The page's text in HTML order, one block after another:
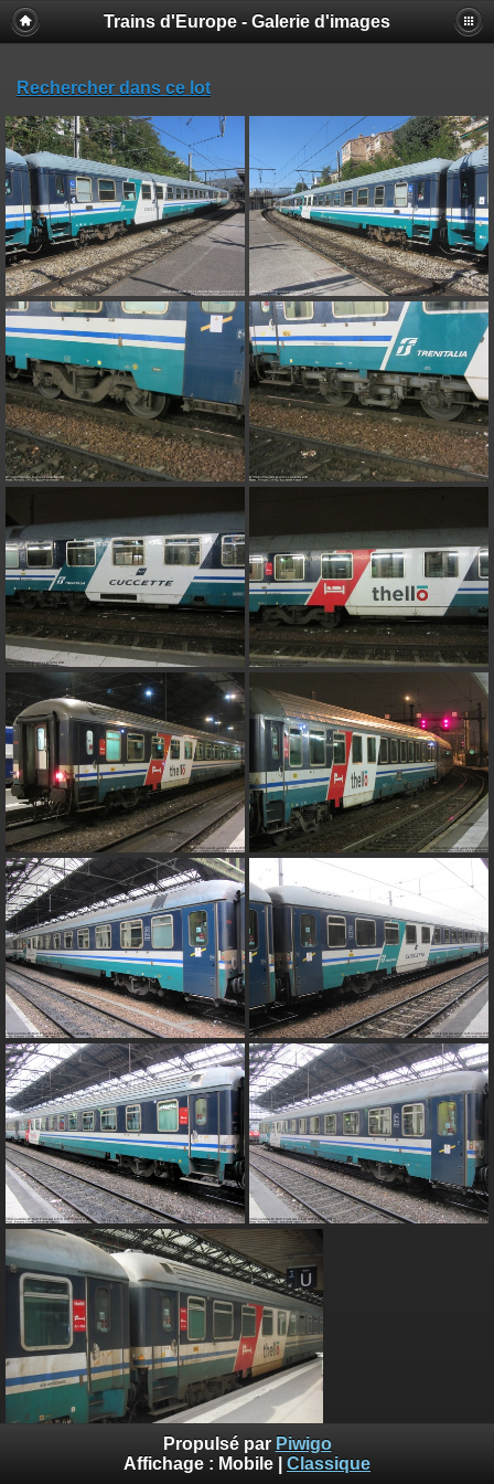
Trains d'Europe - Galerie d'images
Rechercher dans ce lot
Propulsé par Piwigo
Affichage : Mobile Classique